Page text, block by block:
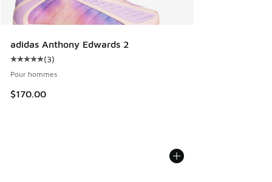
adidas Anthony Edwards 2
Cote moyenne du client - [5 sur 5 étoiles], 3 commentaires
(3)
Pour hommes
$170.00